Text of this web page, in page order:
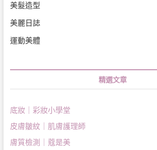
美髮造型
美麗日誌
運動美體
精選文章
底妝｜彩妝小學堂
皮膚皺紋｜肌膚護理師
膚質檢測｜蔻是美